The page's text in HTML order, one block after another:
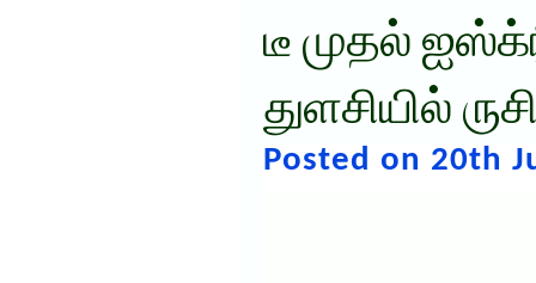
டீ முதல்
துளசியில்
Posted on 20th